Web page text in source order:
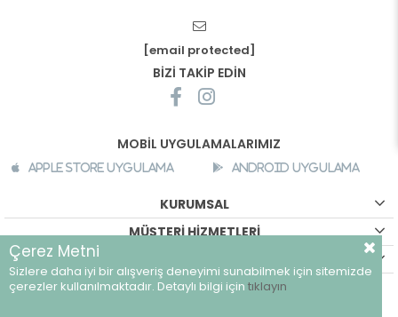
[email protected]
BİZİ TAKİP EDİN
MOBİL UYGULAMALARIMIZ
Apple Store Uygulama Android Uygulama
KURUMSAL
MÜŞTERİ HİZMETLERİ
©breeze.com.tr - Tüm hakları saklıdır.
Çerez Metni
Sizlere daha iyi bir alışveriş deneyimi sunabilmek için sitemizde
çerezler kullanılmaktadır. Detaylı bilgi için tıklayın